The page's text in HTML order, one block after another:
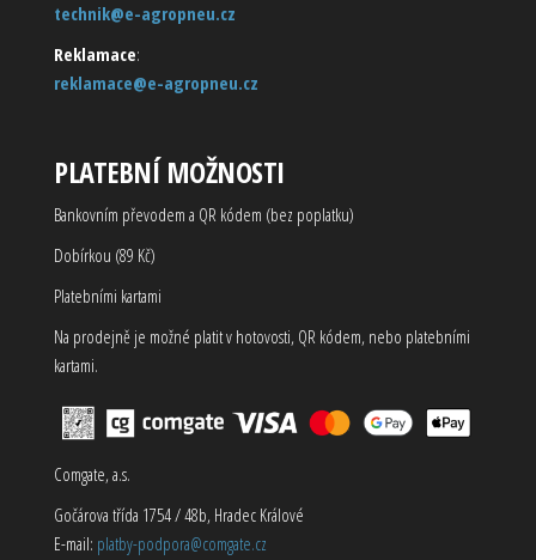
technik@e-agropneu.cz
Reklamace:
reklamace@e-agropneu.cz
PLATEBNÍ MOŽNOSTI
Bankovním převodem a QR kódem (bez poplatku)
Dobírkou (89 Kč)
Platebními kartami
Na prodejně je možné platit v hotovosti, QR kódem, nebo platebními
kartami.
Comgate, a.s.
Gočárova třída 1754 / 48b, Hradec Králové
E-mail: platby-podpora@comgate.cz